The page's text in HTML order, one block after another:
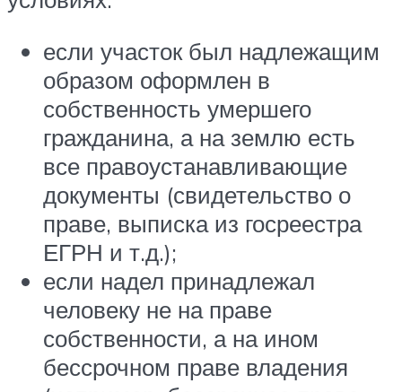
если участок был надлежащим
образом оформлен в
собственность умершего
гражданина, а на землю есть
все правоустанавливающие
документы (свидетельство о
праве, выписка из госреестра
ЕГРН и т.д.);
если надел принадлежал
человеку не на праве
собственности, а на ином
бессрочном праве владения